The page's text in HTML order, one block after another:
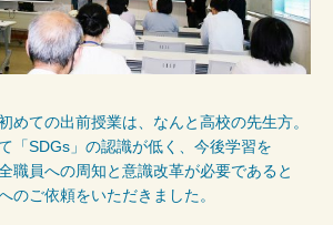
めての出前授業は、なんと高校の先生方。
「SDGs」の認識が低く、今後学習を
職員への周知と意識改革が必要であると
のご依頼をいただきました。